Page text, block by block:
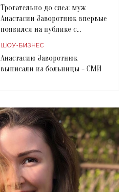
Трогательно до слез: муж
Анастасии Заворотнюк впервые
появился на публике с
ШОУ-БИЗНЕС
Анастасию Заворотнюк
выписали из больницы - СМИ